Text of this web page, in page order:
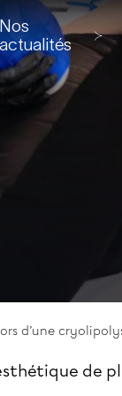
Nos
actualités
d’une
de